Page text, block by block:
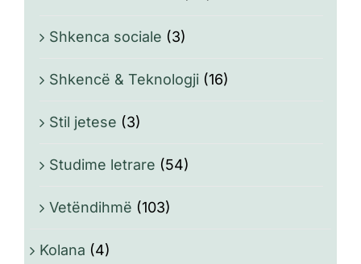
Shkenca sociale (3)
Shkencë & Teknologji (16)
Stil jetese (3)
Studime letrare (54)
Vetëndihmë (103)
Kolana (4)